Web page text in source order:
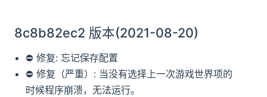
8c8b82ec2 版本(2021-08-20)
⛔️ 修复: 忘记保存配置
⛔️ 修复（严重）: 当没有选择上一次游戏世界项的
时候程序崩溃，无法运行。